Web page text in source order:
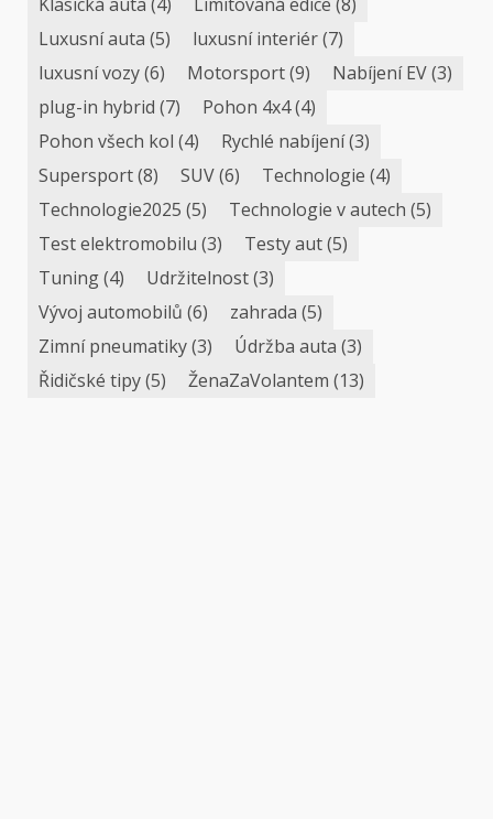
Klasická auta (4) Limitovaná edice (8)
Luxusní auta (5) luxusní interiér(7)
luxusní vozy(6) Motorsport(9) Nabíjení EV(3)
plug-in hybrid (7) Pohon 4x4(4)
Pohon všech kol (4) Rychlé nabíjení(3)
Supersport(8) SUV(6) Technologie (4)
Technologie2025 (5) Technologie v autech (5)
Test elektromobilu (3) Testy aut(5)
Tuning(4) Udržitelnost(3)
Vývoj automobilů (6) zahrada (5)
Zimní pneumatiky(3) Údržba auta (3)
Řidičské tipy(5) ŽenaZaVolantem (13)